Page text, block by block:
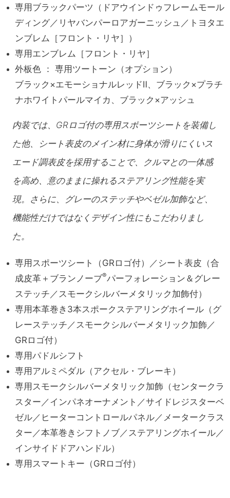
専用ブラックパーツ（ドアウインドゥ フレームモール
ディング／リヤバンパーロアガーニッシュ ／トヨタエ
ンブレム［フロント・リヤ］）
専用エンブレム ［フロント・リヤ］
外板色 ： 専用ツートーン（オプション）
ブラック ×エモーショナルレッドⅡ、 ブラック×プラチ
ナホワイトパールマイカ、 ブラック×アッシュ
内装では、GRロゴ付の専用スポーツシートを装備し
た他、シート表皮のメイン材に身体が滑りにくいス
エード調表皮を採用することで、クルマとの一体感
を高め、意のままに操れるステアリング性能を実
現。さらに、グレーのステッチやベゼル加飾など、
機能性だけではなくデザイン性にもこだわりまし
た。
専用スポーツシート（GRロゴ付）
／シート表皮（合
成皮革＋ブランノーブ®パーフォレーション ＆グレー
ステッチ ／スモークシルバーメタリック加飾付）
専用本革巻き3本スポークステアリングホイール（グ
レーステッチ ／スモークシルバーメタリック加飾／
GRロゴ付）
専用パドルシフト
専用アルミペダル（アクセル・ブレーキ）
専用スモークシルバーメタリック加飾（センタークラ
スター ／インパネオーナメント ／サイドレジスターベ
ゼル／ヒーターコントロールパネル／メータークラス
ター ／本革巻きシフトノブ／ステアリングホイール／
インサイドドアハンドル）
専用スマートキー（GRロゴ付）